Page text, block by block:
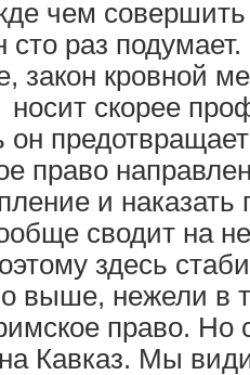
чем совершить
сто раз
закон кровной
носит скорее
он
право
и наказать
сводит на
здесь
выше, нежели в
право. Но
Кавказ. Мы